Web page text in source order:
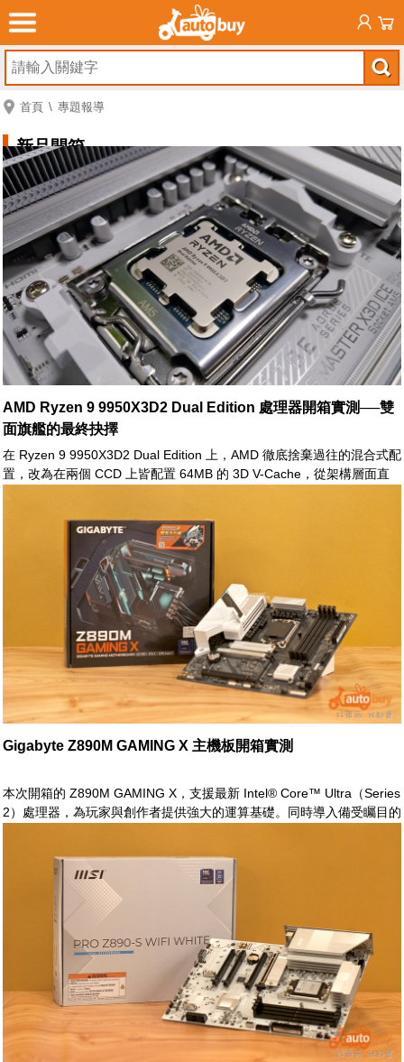
首頁 專題報導
新品開箱
AMD Ryzen 9 9950X3D2 Dual Edition 處理器開箱實測──雙
面旗艦的最終抉擇
在 Ryzen 9 9950X3D2 Dual Edition 上，AMD 徹底捨棄過往的混合式配
置，改為在兩個 CCD 上皆配置 64MB 的 3D V-Cache，從架構層面直
10%，進一步鞏固其在高階桌上型處理器市場的競爭優勢
Gigabyte Z890M GAMING X 主機板開箱實測
本次開箱的 Z890M GAMING X，支援最新 Intel® Core™ Ultra（Series
2）處理器，為玩家與創作者提供強大的運算基礎。同時導入備受矚目的
的預設設定檔，讓不同使用情境下的效能調整更加直覺且高效